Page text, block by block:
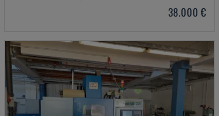
38.000 €